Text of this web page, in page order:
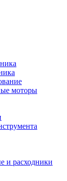
моторы
и расходники